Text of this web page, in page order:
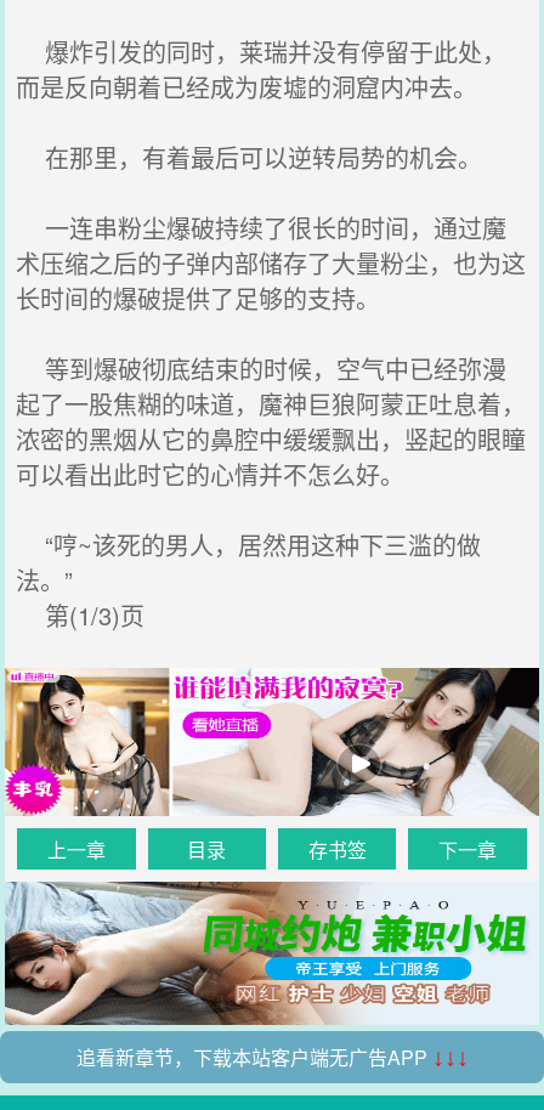
爆炸引发的同时，莱瑞并没有停留于此处，
而是反向朝着已经成为废墟的洞窟内冲去。
在那里，有着最后可以逆转局势的机会。
一连串粉尘爆破持续了很长的时间，通过魔
术压缩之后的子弹内部储存了大量粉尘，也为这
长时间的爆破提供了足够的支持。
等到爆破彻底结束的时候，空气中已经弥漫
起了一股焦糊的味道，魔神巨狼阿蒙正吐息着，
浓密的黑烟从它的鼻腔中缓缓飘出，竖起的眼瞳
可以看出此时它的心情并不怎么好。
“哼~该死的男人，居然用这种下三滥的做
法。”
第(1/3)页
上一章 目录 存书签 下一章
追看新章节，下载本站客户端无广告APP ↓↓↓